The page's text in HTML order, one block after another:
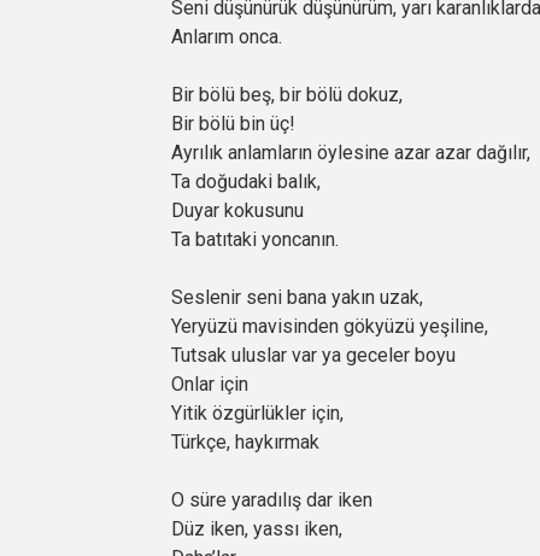
Seni düşünürük düşünürüm, yarı
Anlarım onca.
Bir bölü beş, bir bölü dokuz,
Bir bölü bin üç!
Ayrılık anlamların öylesine azar azar dağılır,
Ta doğudaki balık,
Duyar kokusunu
Ta batıtaki yoncanın.
Seslenir seni bana yakın uzak,
Yeryüzü mavisinden gökyüzü yeşiline,
Tutsak uluslar var ya geceler boyu
Onlar için
Yitik özgürlükler için,
Türkçe, haykırmak
O süre yaradılış dar iken
Düz iken, yassı iken,